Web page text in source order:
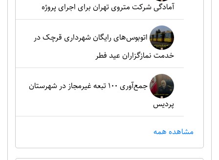
آمادگی شرکت متروی تهران برای اجرای پروژه
اتوبوس‌های رایگان شهرداری قرچک در
خدمت نمازگزاران عید فطر
جمع‌آوری ۱۰۰ تبعه غیرمجاز در شهرستان
پردیس
مشاهده همه